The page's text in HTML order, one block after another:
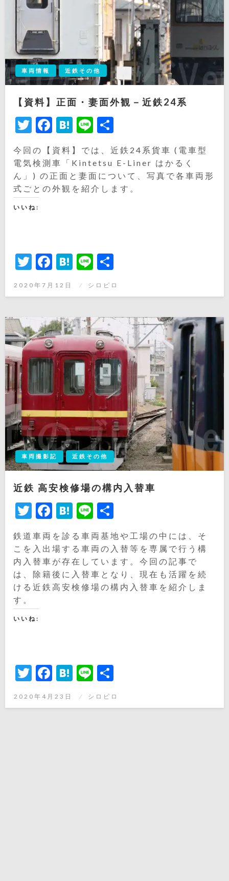
車両情報 近鉄その他
【資料】正面・妻面外観－近鉄24系
Twitter
Facebook
Hatena
Line
有
今回の【資料】では、近鉄24系貨車 (電車型
電気検測車「Kintetsu E-Liner はかるく
ん」) の正面と妻面について、写真で各車両形
式ごとの外観を紹介します。
いいね:
Twitter
Facebook
Hatena
Line
有
投
日:
2020年7月12日 シロピロ
車両撮影記 近鉄その他
近鉄 高安検修場の構内入替車
Twitter
Facebook
Hatena
Line
有
鉄道車両を診る車両基地や工場の中には、そ
こを入出場する車両の入替等を専属で行う構
内入替車が存在しています。今回の記事で
は、除籍後に入替車となり、現在も活躍を続
ける近鉄高安検修場の構内入替車を紹介しま
す。
いいね:
Twitter
Facebook
Hatena
Line
有
投
日:
2020年4月23日 シロピロ